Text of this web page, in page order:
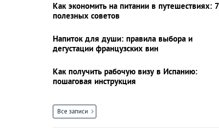
Как экономить на питании в путешествиях: 7
полезных советов
Напиток для души: правила выбора и
дегустации французских вин
Как получить рабочую визу в Испанию:
пошаговая инструкция
Все записи